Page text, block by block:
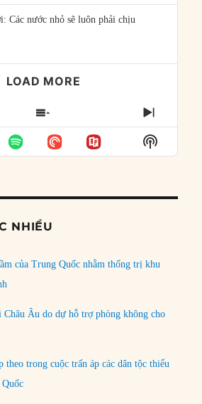
Các nước nhỏ sẽ luôn phải chịu
LOAD MORE
SHOW
EPISODES
LIST
NEXT
Show
Podcast
NHIỀU
của Trung Quốc nhằm thống trị khu
Âu do dự hỗ trợ phòng không cho
theo trong cuộc trấn áp các dân tộc thiểu
Quốc